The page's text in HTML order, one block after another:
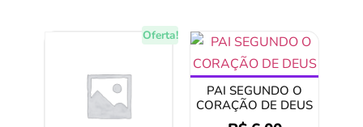
Oferta!
PAI SEGUNDO O
CORAÇÃO DE DEUS